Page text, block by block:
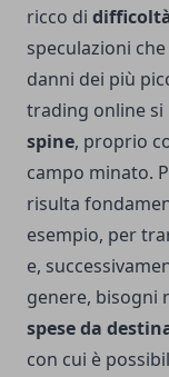
ricco di
speculazioni
danni dei più
trading online
spine, proprio
campo minato.
risulta
esempio, per
e,
genere, bisogni
spese da
con cui è